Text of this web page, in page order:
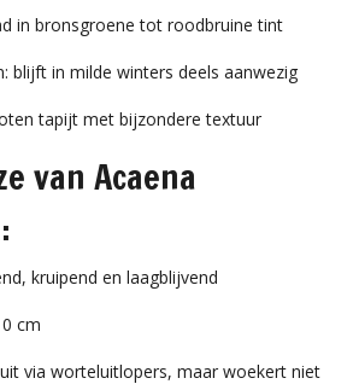
in bronsgroene tot roodbruine tint
blijft in milde winters deels aanwezig
tapijt met bijzondere textuur
van Acaena
kruipend en laagblijvend
cm
via worteluitlopers, maar woekert niet